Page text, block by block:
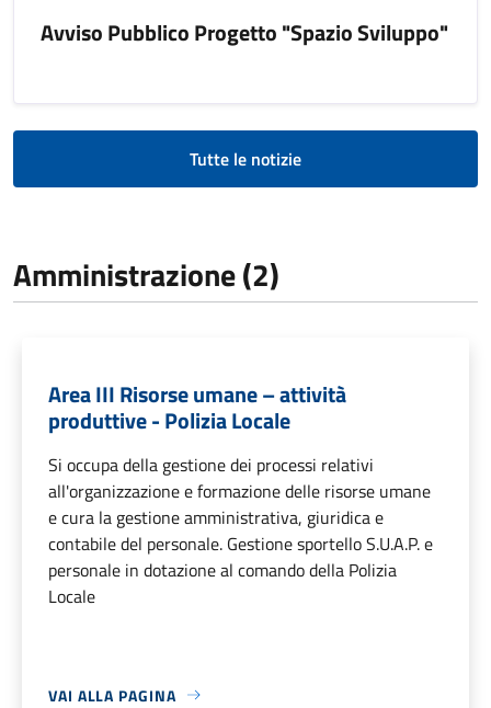
Avviso Pubblico Progetto "Spazio Sviluppo"
Tutte le notizie
Amministrazione (2)
Area III Risorse umane – attività
produttive - Polizia Locale
Si occupa della gestione dei processi relativi
all'organizzazione e formazione delle risorse umane
e cura la gestione amministrativa, giuridica e
contabile del personale. Gestione sportello S.U.A.P. e
personale in dotazione al comando della Polizia
Locale
VAI ALLA PAGINA